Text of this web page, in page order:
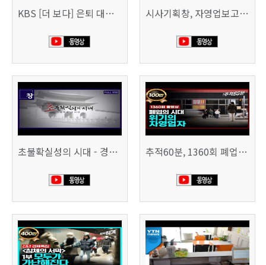
KBS [더 보다] 은퇴 대신 폐업 시사기획창, 자영업보고서 빚의 굴레 507회 (KBS 25.6.10)
초불확실성의 시대 - 경제를 구하라 494회 (KBS 25.2.11) 추적60분, 1360회 폐업의 시대, 위기의 자영업자